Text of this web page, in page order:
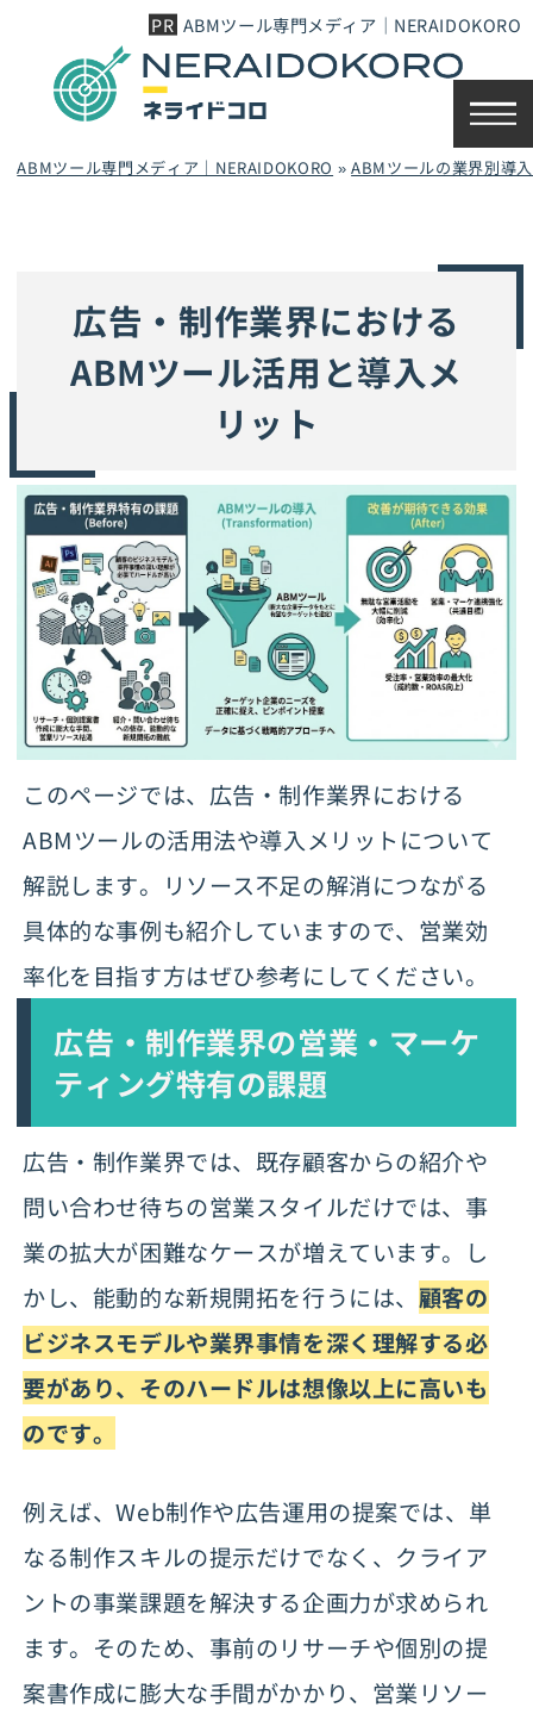
ABMツール専門メディア｜NERAIDOKORO
ABMツール専門メディア｜NERAIDOKORO »ABMツールの業界別導
広告・制作業界における
ABMツール活用と導入メ
リット
このページでは、広告・制作業界における
ABMツールの活用法や導入メリットについて
解説します。リソース不足の解消につながる
具体的な事例も紹介していますので、営業効
率化を目指す方はぜひ参考にしてください。
広告・制作業界の営業・マーケ
ティング特有の課題
広告・制作業界では、既存顧客からの紹介や
問い合わせ待ちの営業スタイルだけでは、事
業の拡大が困難なケースが増えています。し
かし、能動的な新規開拓を行うには、 顧客の
ビジネスモデルや業界事情を深く理解する必
要があり、そのハードルは想像以上に高いも
のです。
例えば、Web制作や広告運用の提案では、単
なる制作スキルの提示だけでなく、クライア
ントの事業課題を解決する企画力が求められ
ます。そのため、事前のリサーチや個別の提
案書作成に膨大な手間がかかり、営業リソー